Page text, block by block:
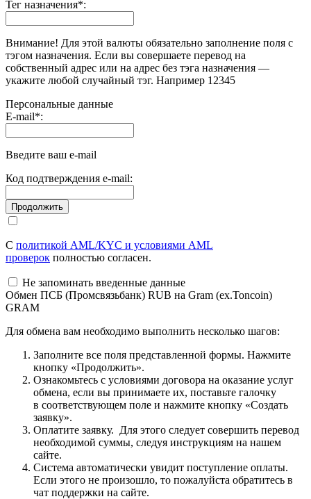
Тег назначения*:
Внимание! Для этой валюты обязательно заполнение поля с
тэгом назначения. Если вы совершаете перевод на
собственный адрес или на адрес без тэга назначения —
укажите любой случайный тэг. Например 12345
Персональные данные
E-mail*:
Введите ваш e-mail
Код подтверждения e-mail:
С политикой AML/KYC и условиями AML
проверок полностью согласен.
Не запоминать введенные данные
Обмен ПСБ (Промсвязьбанк) RUB на Gram (ex.Toncoin)
GRAM
Для обмена вам необходимо выполнить несколько шагов:
Заполните все поля представленной формы. Нажмите
кнопку «Продолжить».
Ознакомьтесь с условиями договора на оказание услуг
обмена, если вы принимаете их, поставьте галочку
в соответствующем поле и нажмите кнопку «Создать
заявку».
Оплатите заявку. Для этого следует совершить перевод
необходимой суммы, следуя инструкциям на нашем
сайте.
Система автоматически увидит поступление оплаты.
Если этого не произошло, то пожалуйста обратитесь в
чат поддержки на сайте.